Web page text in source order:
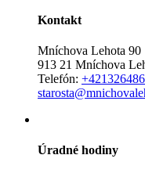
Kontakt
Mníchova Lehota 90
913 21 Mníchova
Telefón:
Úradné hodiny